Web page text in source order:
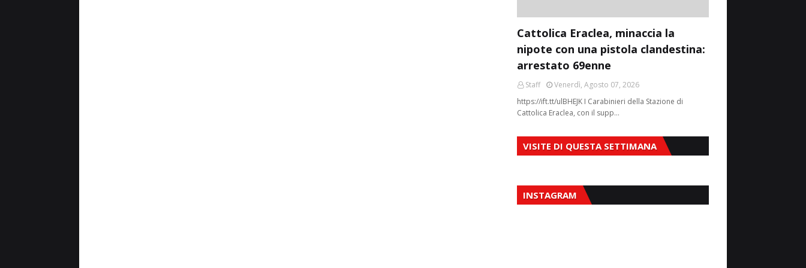
Cattolica Eraclea, minaccia la
nipote con una pistola clandestina:
arrestato 69enne
Staff
Venerdì, Agosto 07, 2026
https://ift.tt/ulBHEJK I Carabinieri della Stazione di
Cattolica Eraclea, con il supp…
VISITE DI QUESTA SETTIMANA
INSTAGRAM